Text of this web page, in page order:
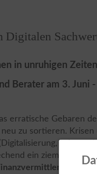
Digitalen
in unruhigen
Berater am 3.
erratische Gebaren
zu sortieren.
ein ziemlich rauer
und